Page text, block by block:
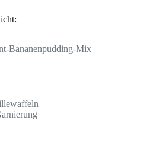
Bananenpudding-Mix